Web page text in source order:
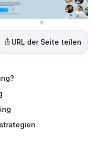
URL der Seite teilen